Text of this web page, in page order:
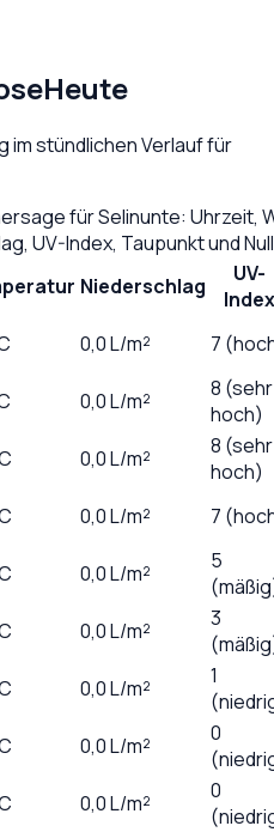
Heute
im stündlichen Verlauf für
fürSelinunte: Uhrzeit,
UV-Index, Taupunkt und
Niederschlag
UV-
Index
0,0L/m²
7
0,0L/m²
8 (sehr
hoch)
0,0L/m²
8 (sehr
hoch)
0,0L/m²
7
0,0L/m²
5
0,0L/m²
3
0,0L/m²
1
0,0L/m²
0
0,0L/m²
0